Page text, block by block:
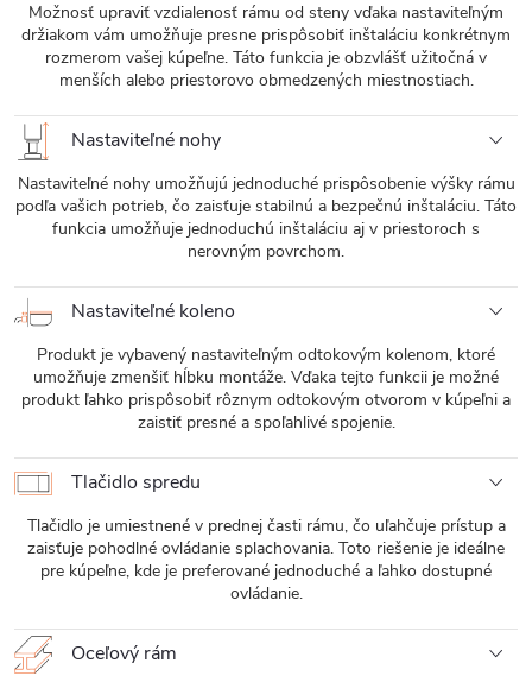
Možnosť upraviť vzdialenosť rámu od steny vďaka nastaviteľným
držiakom vám umožňuje presne prispôsobiť inštaláciu konkrétnym
rozmerom vašej kúpeľne. Táto funkcia je obzvlášť užitočná v
menších alebo priestorovo obmedzených miestnostiach.
Nastaviteľné nohy
Nastaviteľné nohy umožňujú jednoduché prispôsobenie výšky rámu
podľa vašich potrieb, čo zaisťuje stabilnú a bezpečnú inštaláciu. Táto
funkcia umožňuje jednoduchú inštaláciu aj v priestoroch s
nerovným povrchom.
Nastaviteľné koleno
Produkt je vybavený nastaviteľným odtokovým kolenom, ktoré
umožňuje zmenšiť hĺbku montáže. Vďaka tejto funkcii je možné
produkt ľahko prispôsobiť rôznym odtokovým otvorom v kúpeľni a
zaistiť presné a spoľahlivé spojenie.
Tlačidlo spredu
Tlačidlo je umiestnené v prednej časti rámu, čo uľahčuje prístup a
zaisťuje pohodlné ovládanie splachovania. Toto riešenie je ideálne
pre kúpeľne, kde je preferované jednoduché a ľahko dostupné
ovládanie.
Oceľový rám